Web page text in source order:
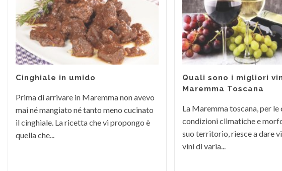
Cinghiale in umido
Prima di arrivare in Maremma non avevo
mai né mangiato né tanto meno cucinato
il cinghiale. La ricetta che vi propongo è
quella che...
Quali sono i migliori
Maremma Toscana
La Maremma toscana, per le
condizioni climatiche e
suo territorio, riesce a dare
vini di varia...